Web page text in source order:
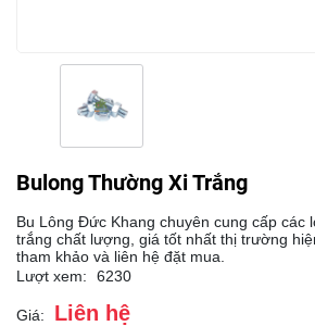
Bulong Thường Xi Trắng
Bu Lông Đức Khang chuyên cung cấp các
trắng chất lượng, giá tốt nhất thị trường
tham khảo và liên hệ đặt mua.
Lượt xem:
6230
Giá: Liên hệ